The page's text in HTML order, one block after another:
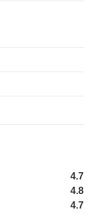
4.7
4.8
4.7